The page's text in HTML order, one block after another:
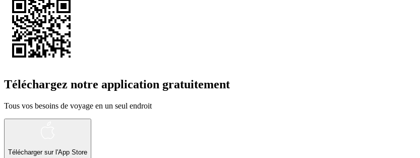
Téléchargez notre application gratuitement
Tous vos besoins de voyage en un seul endroit
Télécharger sur l'App Store